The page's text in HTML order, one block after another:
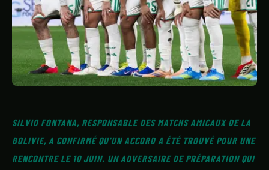
SILVIO FONTANA, RESPONSABLE DES MATCHS AMICAUX DE LA
BOLIVIE, A CONFIRMÉ QU'UN ACCORD A ÉTÉ TROUVÉ POUR UNE
RENCONTRE LE 10 JUIN. UN ADVERSAIRE DE PRÉPARATION QUI